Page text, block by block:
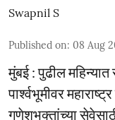
Swapnil S
Published on: 08 Aug
मुंबई : पुढील महिन्यात
पार्श्वभूमीवर
गणेशभक्तांच्या